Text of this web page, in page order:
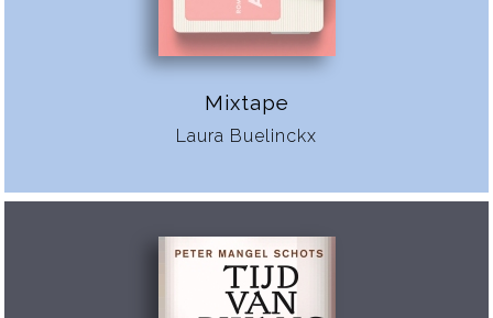
Mixtape
Laura Buelinckx